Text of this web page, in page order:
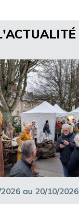
services
associations
au 20/10/2026